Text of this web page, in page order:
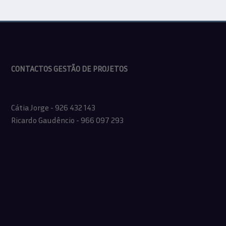
CONTACTOS GESTÃO DE PROJETOS
Cátia Jorge - 926 432 143
Ricardo Gaudêncio - 966 097 293